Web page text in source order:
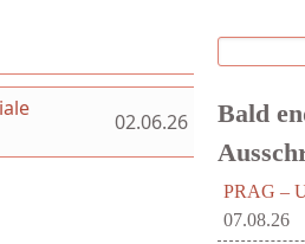
02.06.26
Suche
Bald
PRAG –
07.08.26